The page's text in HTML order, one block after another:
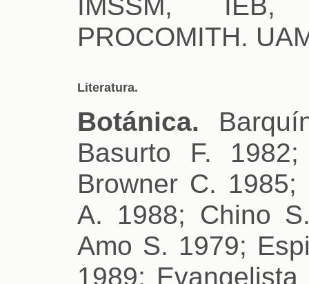
PROCOMITH.
Literatura.
Botánica.
Basurto F.
Browner C.
A. 1988; Chino
Amo S. 1979;
1989;